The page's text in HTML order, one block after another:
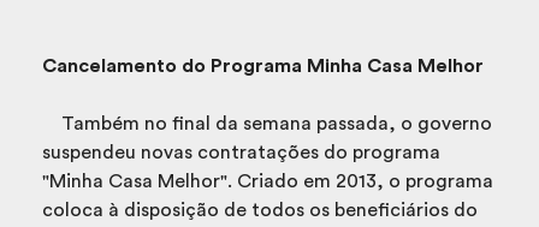
Cancelamento do Programa Minha Casa Melhor
Também no final da semana passada, o governo
suspendeu novas contratações do programa
"Minha Casa Melhor". Criado em 2013, o programa
coloca à disposição de todos os beneficiários do